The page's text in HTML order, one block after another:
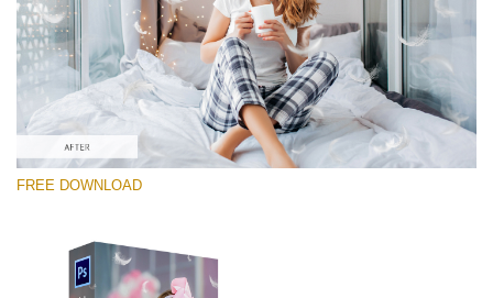
Free Photoshop Overlay #1
Small 800*600px
White Feathers
(30 Overlays)
Large 6000*4000px
Large 6000*4000px
Entire Collection
FREE DOWNLOAD